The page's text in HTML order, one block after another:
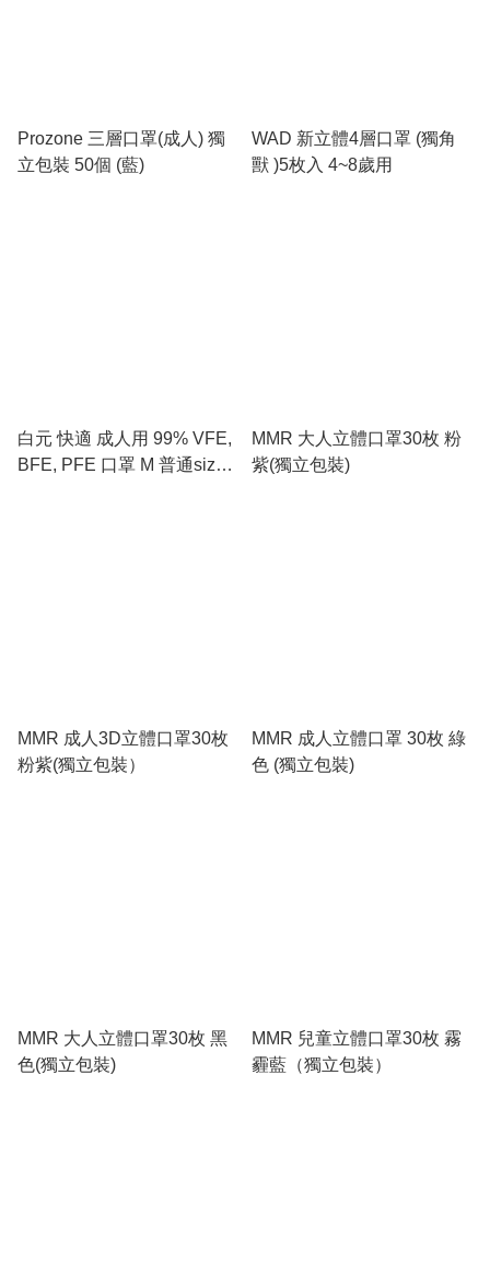
Prozone 三層口罩(成人) 獨
立包裝 50個 (藍)
WAD 新立體4層口罩 (獨角
獸 )5枚入 4~8歲用
白元 快適 成人用 99% VFE,
BFE, PFE 口罩 M 普通size
MMR 大人立體口罩30枚 粉
紫(獨立包裝)
MMR 成人3D立體口罩30枚
粉紫(獨立包裝）
MMR 成人立體口罩 30枚 綠
色 (獨立包裝)
MMR 大人立體口罩30枚 黑
色(獨立包裝)
MMR 兒童立體口罩30枚 霧
霾藍（獨立包裝）